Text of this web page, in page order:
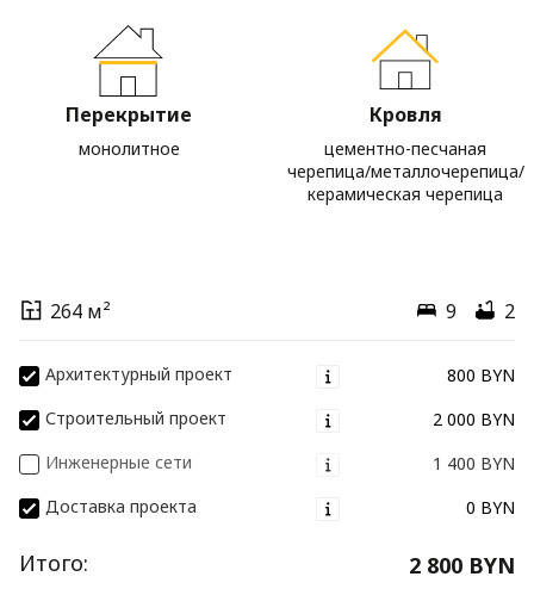
Перекрытие
монолитное
Кровля
цементно-песчаная
черепица/металлочерепица/
керамическая черепица
264 м² 9 2
Архитектурный проект
800 BYN
Строительный проект
2 000 BYN
Инженерные сети
1 400 BYN
Доставка проекта
0 BYN
Итого: 2 800 BYN